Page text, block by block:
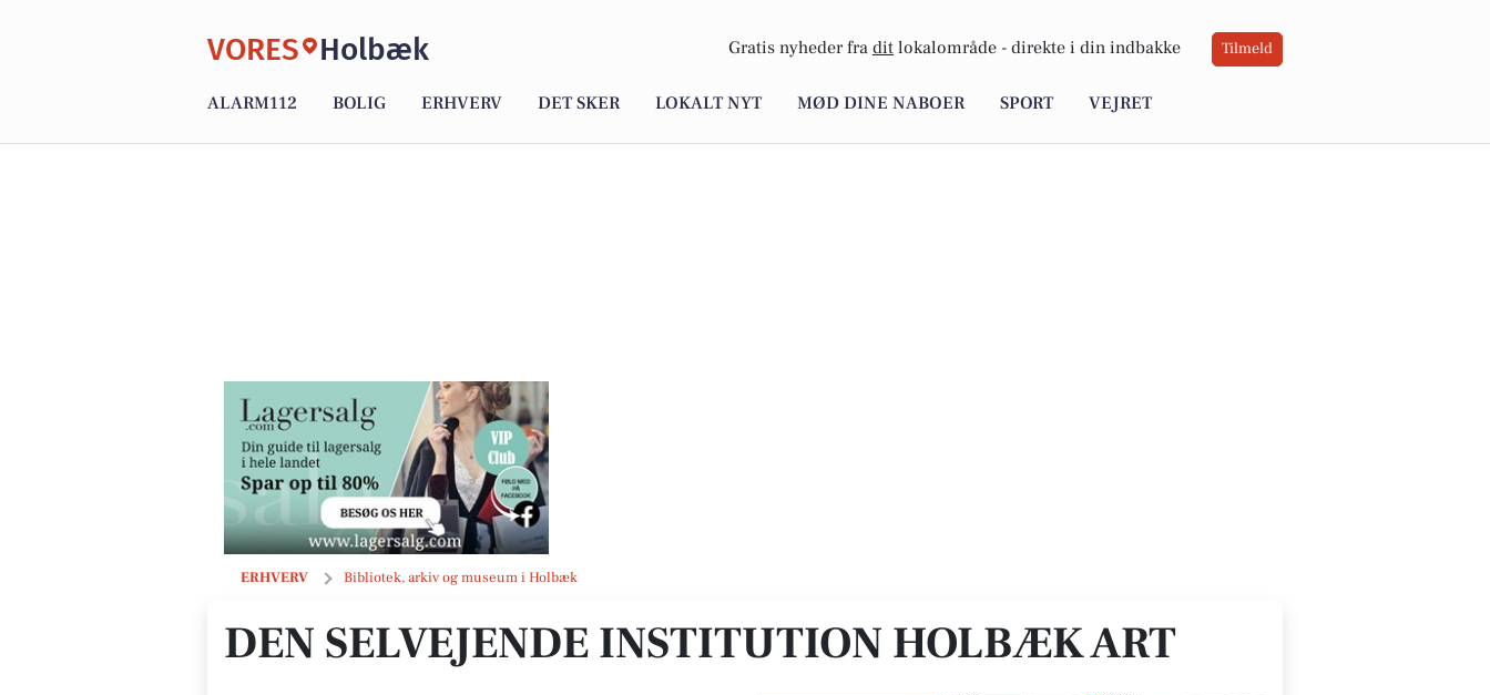
VORES Holbæk Gratis nyheder fra dit lokalområde - direkte i din indbakke Tilmeld
ALARM112 BOLIG ERHVERV DET SKER LOKALT NYT MØD DINE NABOER SPORT VEJRET
ERHVERV Bibliotek, arkiv og museum i Holbæk
Den Selvejende Institution Holbæk Art
DEN SELVEJENDE INSTITUTION HOLBÆK ART